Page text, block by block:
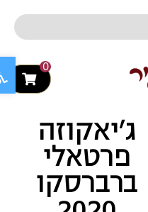
ג'יאקוזה
פרטאלי
ברברסקו
פתח